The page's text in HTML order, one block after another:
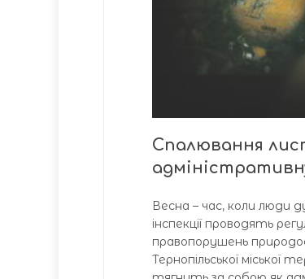
Спалювання
Весна – час, коли люди
інспекції проводять
правопорушень
Тернопільської міської